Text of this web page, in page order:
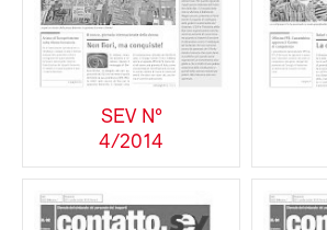
SEV N°
4/2014